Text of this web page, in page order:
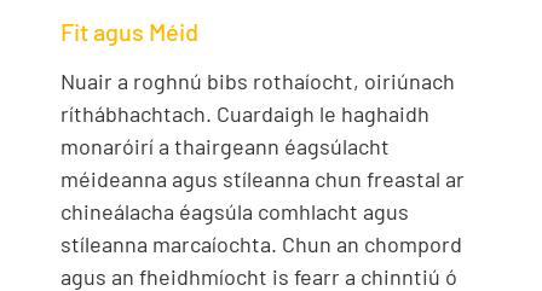
Fit agus Méid
Nuair a roghnú bibs rothaíocht, oiriúnach
ríthábhachtach. Cuardaigh le haghaidh
monaróirí a thairgeann éagsúlacht
méideanna agus stíleanna chun freastal ar
chineálacha éagsúla comhlacht agus
stíleanna marcaíochta. Chun an chompord
agus an fheidhmíocht is fearr a chinntiú ó